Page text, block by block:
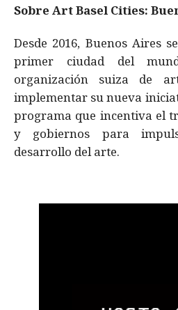
Sobre Art Basel Cities:
Desde 2016, Buenos Aires
primer ciudad del
organización suiza de
implementar su nueva
programa que incentiva el
y gobiernos para
desarrollo del arte.